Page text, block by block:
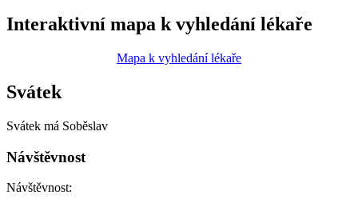
Interaktivní mapa k vyhledání lékaře
Mapa k vyhledání lékaře
Svátek
Svátek má Soběslav
Návštěvnost
Návštěvnost: